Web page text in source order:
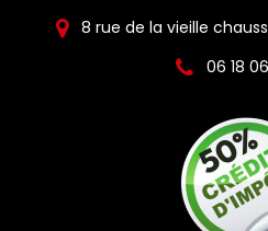
8 rue de la vieille
06 18